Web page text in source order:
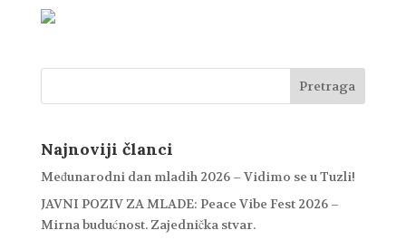
Najnoviji članci
Međunarodni dan mladih 2026 – Vidimo se u Tuzli!
JAVNI POZIV ZA MLADE: Peace Vibe Fest 2026 –
Mirna budućnost. Zajednička stvar.